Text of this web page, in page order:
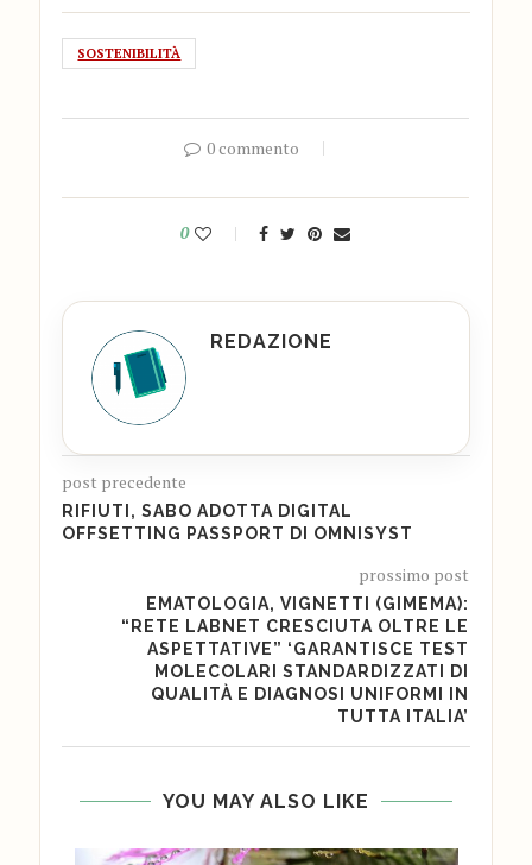
SOSTENIBILITÀ
0 commento
0
REDAZIONE
post precedente
RIFIUTI, SABO ADOTTA DIGITAL
OFFSETTING PASSPORT DI OMNISYST
prossimo post
EMATOLOGIA, VIGNETTI (GIMEMA):
“RETE LABNET CRESCIUTA OLTRE LE
ASPETTATIVE” ‘GARANTISCE TEST
MOLECOLARI STANDARDIZZATI DI
QUALITÀ E DIAGNOSI UNIFORMI IN
TUTTA ITALIA’
YOU MAY ALSO LIKE